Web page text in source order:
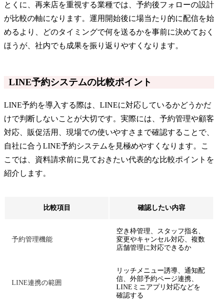
とくに、再来店を重視する業種では、予約後フォローの設計
が比較の軸になります。運用開始後に場当たり的に配信を始
めるより、どのタイミングで何を送るかを事前に決めておく
ほうが、社内でも成果を振り返りやすくなります。
LINE予約システムの比較ポイント
LINE予約を導入する際は、LINEに対応しているかどうかだ
けで判断しないことが大切です。実際には、予約管理や顧客
対応、販促活用、現場での使いやすさまで確認することで、
自社に合うLINE予約システムを見極めやすくなります。こ
こでは、資料請求前に見ておきたい代表的な比較ポイントを
紹介します。
比較項目 確認したい内容
予約管理機能
空き枠管理、スタッフ指名、
変更やキャンセル対応、複数
店舗管理に対応できるか
LINE連携の範囲
リッチメニュー誘導、通知配
信、外部予約ページ連携、
LINEミニアプリ対応などを
確認する